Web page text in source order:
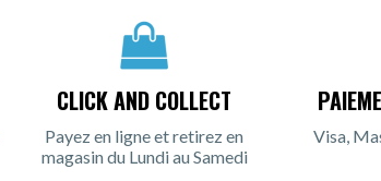
CLICK AND COLLECT
Payez en ligne et retirez en
magasin du Lundi au Samedi
Visa,